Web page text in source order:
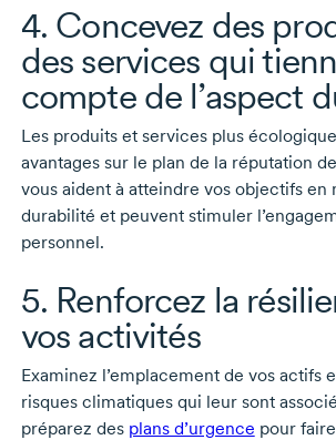
4. Concevez des
des services qui
compte de l’aspect
Les produits et services plus
avantages sur le plan de la réputation
vous aident à atteindre vos objectifs en
durabilité et peuvent stimuler
personnel.
5. Renforcez la
vos activités
Examinez l’emplacement de vos actifs
risques climatiques qui leur sont
préparez des plans d’urgence pour